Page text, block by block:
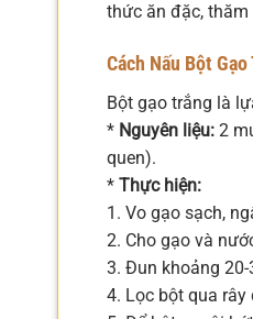
thức ăn đặc,
Cách Nấu Bột
Bột gạo trắng là
* Nguyên liệu: 2
quen).
* Thực hiện:
1. Vo gạo sạch,
2. Cho gạo và
3. Đun khoảng
4. Lọc bột qua